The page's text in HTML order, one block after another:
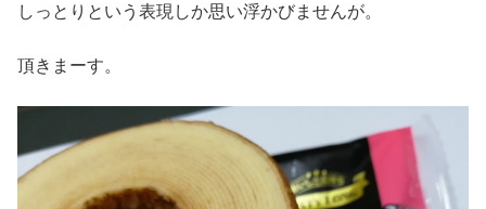
しっとりという表現しか思い浮かびませんが。
頂きまーす。